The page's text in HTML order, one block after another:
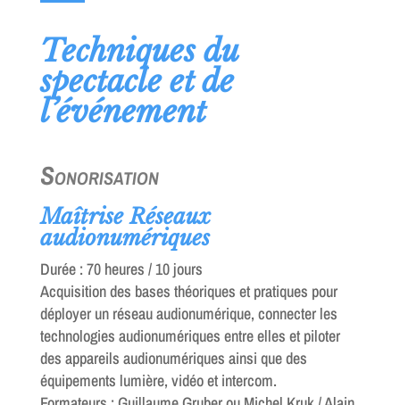
Techniques du
spectacle et de
l’événement
Sonorisation
Maîtrise Réseaux
audionumériques
Durée : 70 heures / 10 jours
Acquisition des bases théoriques et pratiques pour
déployer un réseau audionumérique, connecter les
technologies audionumériques entre elles et piloter
des appareils audionumériques ainsi que des
équipements lumière, vidéo et intercom.